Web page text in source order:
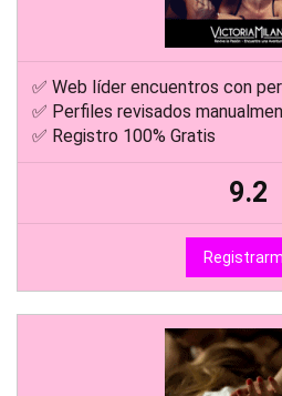
✅ Web líder encuentros con
✅ Perfiles revisados
✅ Registro 100% Gratis
9.2